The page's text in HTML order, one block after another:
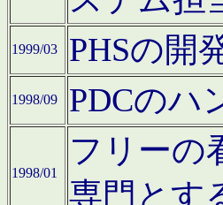
1999/03 PHSの開
1998/09 PDCのハ
1998/01
フリーの
専門とす